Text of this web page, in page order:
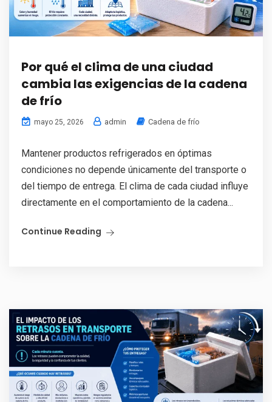
Por qué el clima de una ciudad
cambia las exigencias de la cadena
de frío
mayo 25, 2026 admin Cadena de frío
Mantener productos refrigerados en óptimas
condiciones no depende únicamente del transporte o
del tiempo de entrega. El clima de cada ciudad influye
directamente en el comportamiento de la cadena...
Continue Reading